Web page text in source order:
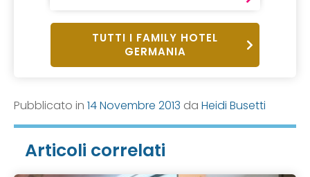
TUTTI I FAMILY HOTEL
GERMANIA
Pubblicato in 14 Novembre 2013 da Heidi Busetti
Articoli correlati